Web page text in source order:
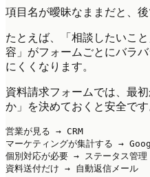
項目名が曖昧なままだと、
たとえば、「相談したいこ
容」がフォームごとにバラ
にくくなります。
資料請求フォームでは、最
か」を決めておくと安全です
営業が見る → CRM
マーケティングが集計する →
個別対応が必要 → ステータス管理